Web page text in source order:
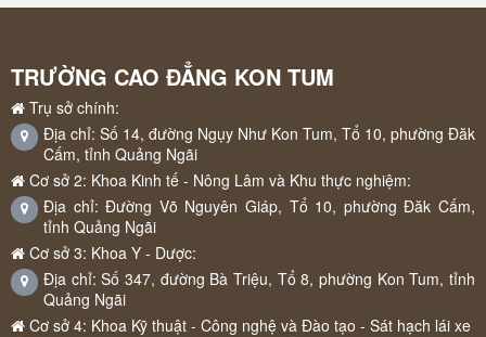
TRƯỜNG CAO ĐẲNG KON TUM
Trụ sở chính:
Địa chỉ: Số 14, đường Ngụy Như Kon Tum, Tổ 10, phường Đăk
Cấm, tỉnh Quảng Ngãi
Cơ sở 2: Khoa Kinh tế - Nông Lâm và Khu thực nghiệm:
Địa chỉ: Đường Võ Nguyên Giáp, Tổ 10, phường Đăk Cấm,
tỉnh Quảng Ngãi
Cơ sở 3: Khoa Y - Dược:
Địa chỉ: Số 347, đường Bà Triệu, Tổ 8, phường Kon Tum, tỉnh
Quảng Ngãi
Cơ sở 4: Khoa Kỹ thuật - Công nghệ và Đào tạo - Sát hạch lái xe